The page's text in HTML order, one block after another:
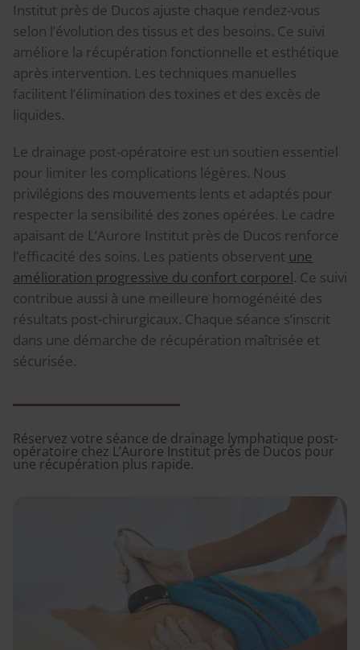
Institut près de Ducos ajuste chaque rendez-vous
selon l’évolution des tissus et des besoins. Ce suivi
améliore la récupération fonctionnelle et esthétique
après intervention. Les techniques manuelles
facilitent l’élimination des toxines et des excès de
liquides.
Le drainage post-opératoire est un soutien essentiel
pour limiter les complications légères. Nous
privilégions des mouvements lents et adaptés pour
respecter la sensibilité des zones opérées. Le cadre
apaisant de L’Aurore Institut près de Ducos renforce
l’efficacité des soins. Les patients observent une
amélioration progressive du confort corporel. Ce suivi
contribue aussi à une meilleure homogénéité des
résultats post-chirurgicaux. Chaque séance s’inscrit
dans une démarche de récupération maîtrisée et
sécurisée.
Réservez votre séance de drainage lymphatique post-
opératoire chez L’Aurore Institut près de Ducos pour
une récupération plus rapide.